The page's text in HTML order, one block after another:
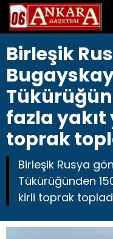
Birleşik
fazla yakıt
toprak
Birleşik Rusya
Tükürüğünden
kirli toprak